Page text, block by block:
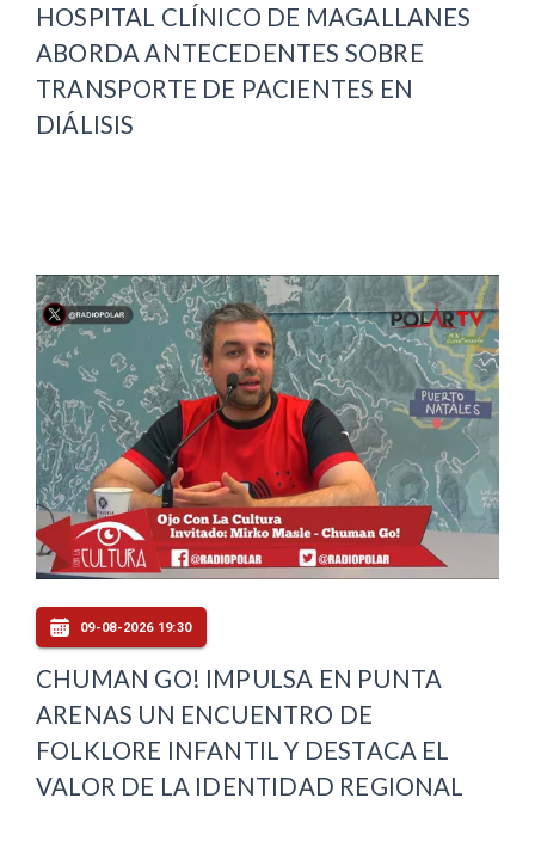
HOSPITAL CLÍNICO DE MAGALLANES
ABORDA ANTECEDENTES SOBRE
TRANSPORTE DE PACIENTES EN
DIÁLISIS
09-08-2026 19:30
CHUMAN GO! IMPULSA EN PUNTA
ARENAS UN ENCUENTRO DE
FOLKLORE INFANTIL Y DESTACA EL
VALOR DE LA IDENTIDAD REGIONAL